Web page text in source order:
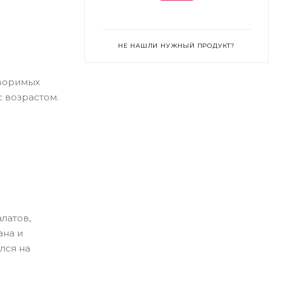
и
на
НЕ НАШЛИ НУЖНЫЙ ПРОДУКТ?